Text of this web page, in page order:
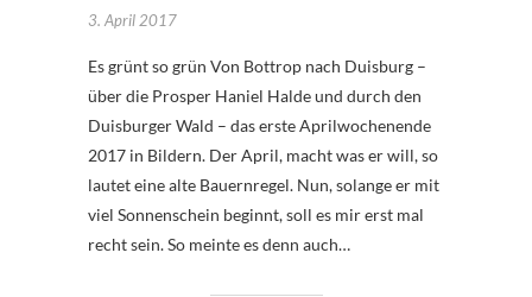
3. April 2017
Es grünt so grün Von Bottrop nach Duisburg –
über die Prosper Haniel Halde und durch den
Duisburger Wald – das erste Aprilwochenende
2017 in Bildern. Der April, macht was er will, so
lautet eine alte Bauernregel. Nun, solange er mit
viel Sonnenschein beginnt, soll es mir erst mal
recht sein. So meinte es denn auch…